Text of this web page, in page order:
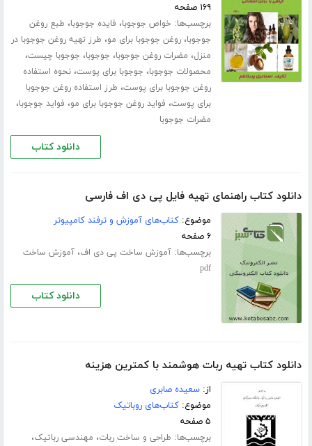
۱۶۹ صفحه
برچسب‌ها: خواص جوجوبا، فایده جوجوبا، طبع روغن
جوجوبا،روغن جوجوبا برای مو، طرز تهیه روغن جوجوبا در
منزل، مضرات روغن جوجوبا، جوجوبا، جوجوبا چیست،
محصولات جوجوبا، جوجوبا برای پوست،نحوه استفاده
روغن جوجوبا برای پوست، طرز استفاده روغن جوجوبا
برای پوست، فواید روغن جوجوبا برای مو، فواید جوجوبا،
مضرات جوجوبا
دانلود کتاب
دانلود کتاب راهنمای تهیه فایل پی دی اف فارسی
موضوع:کتاب‌های آموزش و ترفند کامپیوتر
۶ صفحه
برچسب‌ها:آموزش ساخت پی دی اف،آموزش ساخت
pdf
دانلود کتاب
دانلود کتاب تهیه ربات هوشمند با کمترین هزینه
از:سعیده صابری
موضوع:کتاب‌های روباتیک
۵ صفحه
برچسب‌ها: طراحی و ساخت ربات، مهندسی رباتیک،